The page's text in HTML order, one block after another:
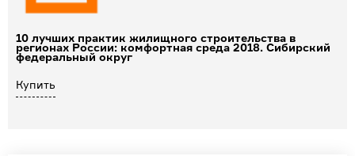
10 лучших практик жилищного строительства в
регионах России: комфортная среда 2018. Сибирский
федеральный округ
Купить